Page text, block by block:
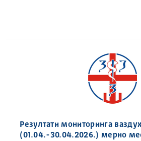
Резултати мониторинга
(01.04.-30.04.2026.) мерно